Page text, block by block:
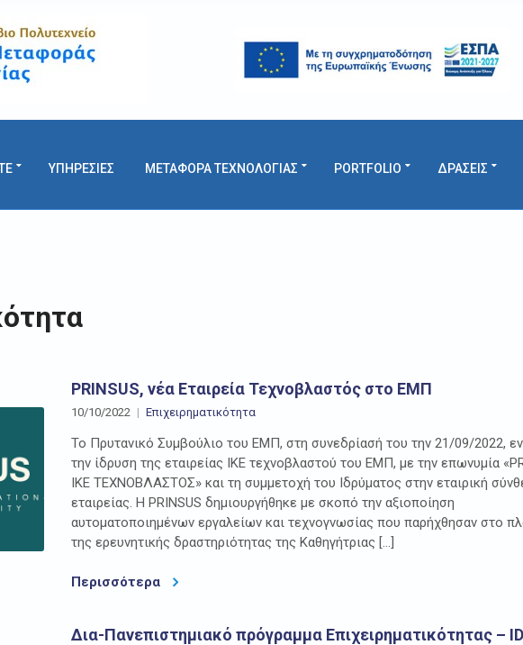
ΥΠΗΡΕΣΙΕΣ ΜΕΤΑΦΟΡΑ ΤΕΧΝΟΛΟΓΙΑΣ PORTFOLIO ΔΡΑΣΕΙΣ
PRINSUS, νέα Εταιρεία Τεχνοβλαστός στο ΕΜΠ
10/10/2022 Επιχειρηματικότητα
Το Πρυτανικό Συμβούλιο του ΕΜΠ, στη συνεδρίασή του την 21/09/2022,
την ίδρυση της εταιρείας ΙΚΕ τεχνοβλαστού του ΕΜΠ, με την επωνυμία
ΙΚΕ ΤΕΧΝΟΒΛΑΣΤΟΣ» και τη συμμετοχή του Ιδρύματος στην εταιρική
εταιρείας. Η PRINSUS δημιουργήθηκε με σκοπό την αξιοποίηση
αυτοματοποιημένων εργαλείων και τεχνογνωσίας που παρήχθησαν στο
της ερευνητικής δραστηριότητας της Καθηγήτριας […]
Περισσότερα
Δια-Πανεπιστημιακό πρόγραμμα Επιχειρηματικότητας –